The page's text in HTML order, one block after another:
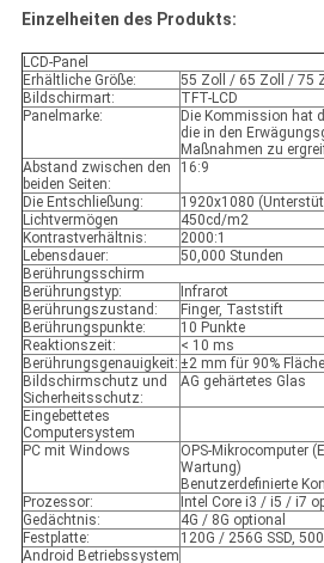
Einzelheiten des Produkts:
LCD-Panel
Erhältliche Größe:
55 Zoll / 65 Zoll / 75
Bildschirmart:
TFT-LCD
Panelmarke:
Die Kommission hat
die in den
Maßnahmen zu
Abstand zwischen den
beiden Seiten:
16:9
Die Entschließung:
1920x1080
Lichtvermögen
450cd/m2
Kontrastverhältnis:
2000:1
Lebensdauer:
50,000 Stunden
Berührungsschirm
Berührungstyp:
Infrarot
Berührungszustand:
Finger, Taststift
Berührungspunkte:
10 Punkte
Reaktionszeit:
< 10 ms
Berührungsgenauigkeit: ±2 mm für 90% Fläche
Bildschirmschutz und
Sicherheitsschutz:
AG gehärtetes Glas
Eingebettetes
Computersystem
PC mit Windows
OPS-Mikrocomputer
Wartung)
Benutzerdefinierte
Prozessor:
Intel Core i3 / i5 / i7
Gedächtnis:
4G / 8G optional
Festplatte:
120G / 256G SSD,
Android Betriebssystem